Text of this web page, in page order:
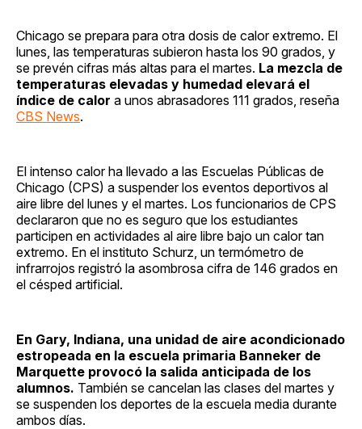
Chicago se prepara para otra dosis de calor extremo. El
lunes, las temperaturas subieron hasta los 90 grados, y
se prevén cifras más altas para el martes. La mezcla de
temperaturas elevadas y humedad elevará el
índice de calor a unos abrasadores 111 grados, reseña
CBS News.
El intenso calor ha llevado a las Escuelas Públicas de
Chicago (CPS) a suspender los eventos deportivos al
aire libre del lunes y el martes. Los funcionarios de CPS
declararon que no es seguro que los estudiantes
participen en actividades al aire libre bajo un calor tan
extremo. En el instituto Schurz, un termómetro de
infrarrojos registró la asombrosa cifra de 146 grados en
el césped artificial.
En Gary, Indiana, una unidad de aire acondicionado
estropeada en la escuela primaria Banneker de
Marquette provocó la salida anticipada de los
alumnos. También se cancelan las clases del martes y
se suspenden los deportes de la escuela media durante
ambos días.